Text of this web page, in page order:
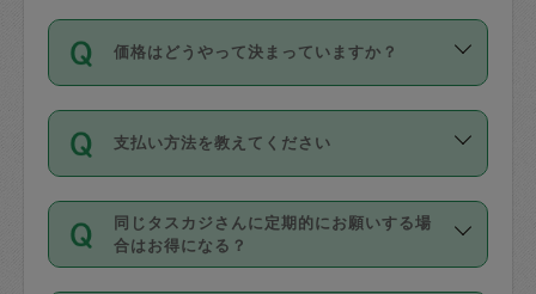
依頼1回につき3時間固定です。3時間を
超えて依頼したい場合は、延長機能をご
利用ください。機能をご利用いただくに
の上事前申請することが必要です。な
お、3時間を下回っても、値引き等はござ
いません。
価格はどうやって決まっていますか？
11種類の価格帯の中からタスカジさん自
身が価格を選んで設定しています。
タスカジさんの価格設定には最初は制限
があり、レビュー件数、レビューの平均
値、などで除々に設定可能な最高額が上
がっていく仕組みになっています。
支払い方法を教えてください
お支払方法はクレジットカード（Visa／
Master／JCB／AMERICAN EXPRESS／
Diners Club）のみとなります。
同じタスカジさんに定期的にお願いする場
合はお得になる？